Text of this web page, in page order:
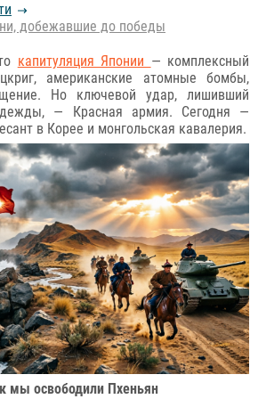
добежавшие до победы
капитуляция Японии — комплексный
американские атомные бомбы,
Но ключевой удар, лишивший
— Красная армия. Сегодня —
в Корее и монгольская кавалерия.
мы освободили Пхеньян